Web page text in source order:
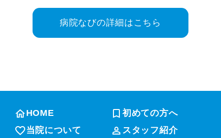
病院なびの詳細はこちら
HOME
初めての方へ
当院について
スタッフ紹介